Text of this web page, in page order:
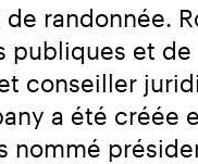
randonnée.
publiques et de
conseiller
a été créée
nommé